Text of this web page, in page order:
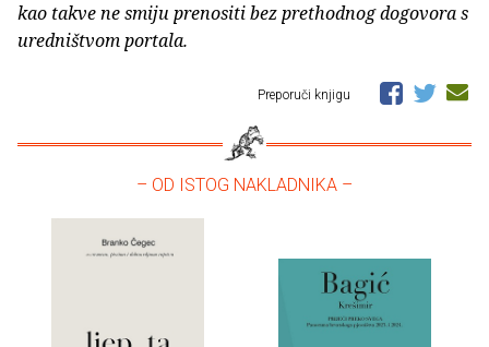
kao takve ne smiju prenositi bez prethodnog dogovora s
uredništvom portala.
Preporuči knjigu
– OD ISTOG NAKLADNIKA –